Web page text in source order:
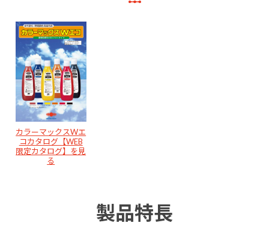
カラーマックスWエ
コカタログ【WEB
限定カタログ】を見
る
製品特長